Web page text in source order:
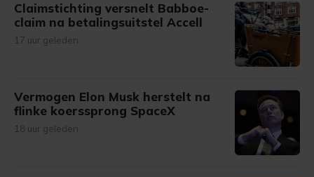
Claimstichting versnelt Babboe-
claim na betalingsuitstel Accell
17 uur geleden
Vermogen Elon Musk herstelt na
flinke koerssprong SpaceX
18 uur geleden